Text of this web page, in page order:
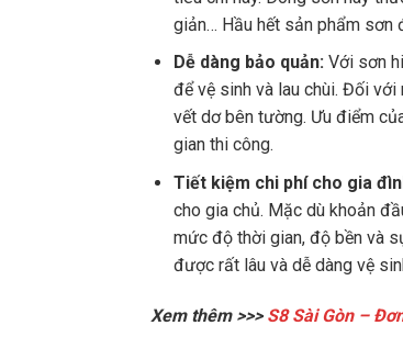
giản… Hầu hết sản phẩm sơn
Dễ dàng bảo quản: Với sơn
để vệ sinh và lau chùi. Đối với
vết dơ bên tường. Ưu điểm
gian thi công.
Tiết kiệm chi phí cho gia
cho gia chủ. Mặc dù khoản
mức độ thời gian, độ bền và
được rất lâu và dễ dàng vệ
Xem thêm >>> S8 Sài Gòn –